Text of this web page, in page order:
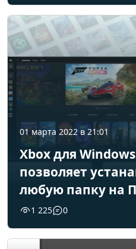
01 марта 2022 в 21:01
Xbox для
позволяет
любую папку на
1 225 0